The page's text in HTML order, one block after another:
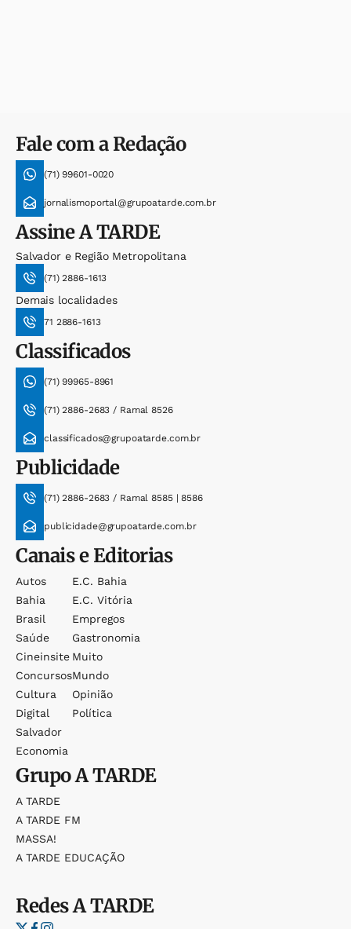
Fale com a Redação
(71) 99601-0020
jornalismoportal@grupoatarde.com.br
AssineA TARDE
Salvador e Região Metropolitana
(71) 2886-1613
Demais localidades
71 2886-1613
Classificados
(71) 99965-8961
(71) 2886-2683 / Ramal 8526
classificados@grupoatarde.com.br
Publicidade
(71) 2886-2683 / Ramal 8585 | 8586
publicidade@grupoatarde.com.br
Canais e Editorias
Autos
Bahia
Brasil
Saúde
Cineinsite
Concursos
Cultura
Digital
Salvador
Economia
E.c. Bahia
E.c. Vitória
Empregos
Gastronomia
Muito
Mundo
Opinião
Política
GrupoA TARDE
A TARDE
A TARDE FM
MASSA!
A TARDE EDUCAÇÃO
RedesA TARDE